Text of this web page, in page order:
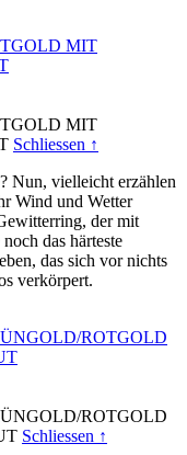
MIT
MIT
Schliessen ↑
Nun, vielleicht erzählen
Wind und Wetter
der mit
das härteste
das sich vor nichts
verkörpert.
ROTGOLD
ROTGOLD
Schliessen ↑